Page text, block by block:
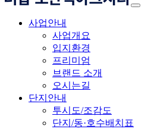
사업안내
사업개요
입지환경
프리미엄
브랜드 소개
오시는길
단지안내
투시도/조감도
단지/동·호수배치표